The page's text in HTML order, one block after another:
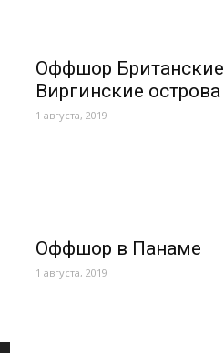
Оффшор Британские
Виргинские острова
1 августа, 2019
Оффшор в Панаме
1 августа, 2019